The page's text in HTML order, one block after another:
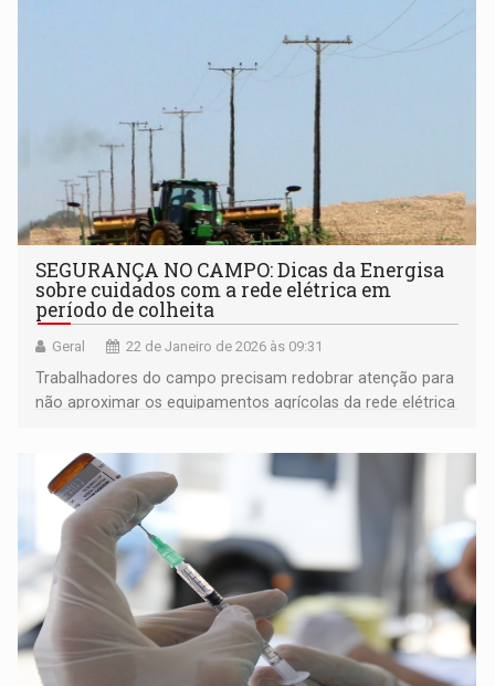
SEGURANÇA NO CAMPO: Dicas da Energisa
sobre cuidados com a rede elétrica em
período de colheita
Geral 22 de Janeiro de 2026 às 09:31
Trabalhadores do campo precisam redobrar atenção para
não aproximar os equipamentos agrícolas da rede elétrica